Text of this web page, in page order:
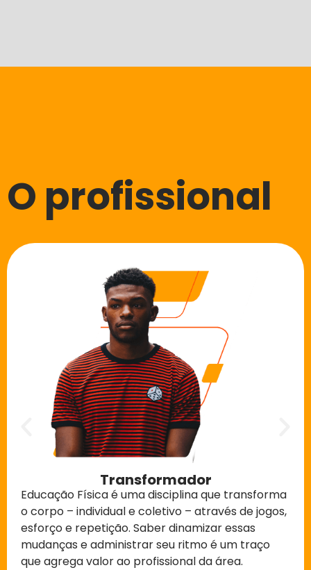
O profissional
Transformador
Educação Física é uma disciplina que transforma
o corpo – individual e coletivo – através de jogos,
esforço e repetição. Saber dinamizar essas
mudanças e administrar seu ritmo é um traço
que agrega valor ao profissional da área.